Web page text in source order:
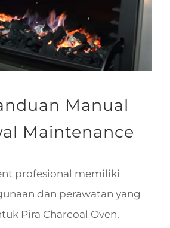
Manual
Maintenance
profesional memiliki
dan perawatan yang
Pira Charcoal Oven,